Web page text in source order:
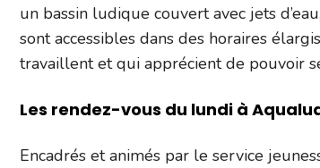
un bassin ludique couvert avec jets
sont accessibles dans des horaires
travaillent et qui apprécient de pouvoir
Les rendez-vous du lundi à
Encadrés et animés par le service